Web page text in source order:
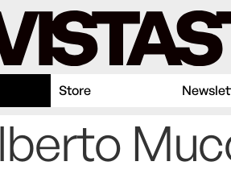
Store